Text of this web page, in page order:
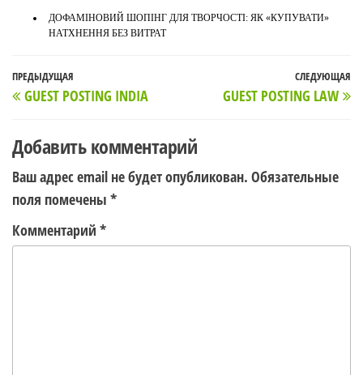
ДОФАМІНОВИЙ ШОПІНГ ДЛЯ ТВОРЧОСТІ: ЯК «КУПУВАТИ»
НАТХНЕННЯ БЕЗ ВИТРАТ
Навигация
по
записям
Предыдущая
запись
ПРЕДЫДУЩАЯ
GUEST POSTING INDIA
СЛЕДУЮЩАЯ
GUEST POSTING LAW
Добавить комментарий
Ваш адрес email не будет опубликован. Обязательные
поля помечены *
Комментарий *